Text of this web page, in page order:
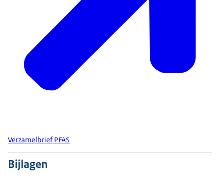
Verzamelbrief PFAS
Bijlagen